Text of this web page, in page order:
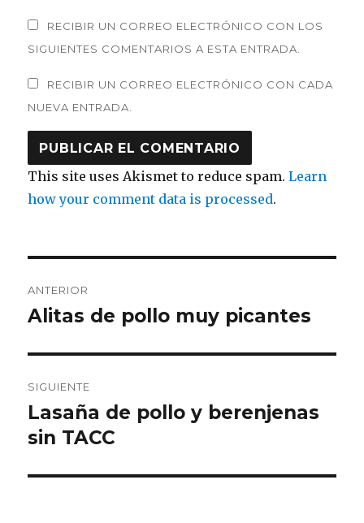
RECIBIR UN CORREO ELECTRÓNICO CON LOS
SIGUIENTES COMENTARIOS A ESTA ENTRADA.
RECIBIR UN CORREO ELECTRÓNICO CON CADA
NUEVA ENTRADA.
This site uses Akismet to reduce spam.Learn
how your comment data is processed.
de
ANTERIOR
Entrada
Alitas de pollo muy picantes
SIGUIENTE
Entrada
siguiente:
Lasaña de pollo y berenjenas
sin TACC